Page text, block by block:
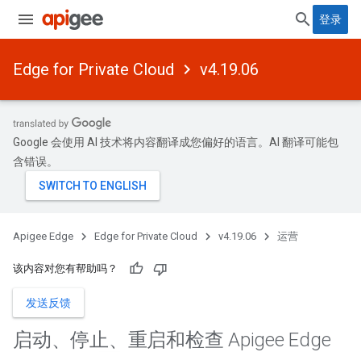
登录
Edge for Private Cloud v4.19.06
Google 会使用 AI 技术将内容翻译成您偏好的语言。AI 翻译可能包
含错误。
Apigee Edge Edge for Private Cloud v4.19.06 运营
该内容对您有帮助吗？
发送反馈
启动、停止、重启和检查 Apigee Edge